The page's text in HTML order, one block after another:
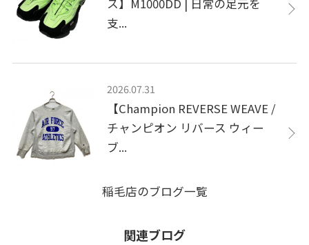
支...
2026.07.31
【Champion REVERSE WEAVE /
チャンピオン リバース ウィー
ブ...
稲毛店のブログ一覧
関連ブログ